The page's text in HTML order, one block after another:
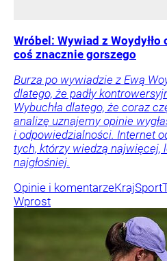
Wróbel: Wywiad z
coś znacznie gorszego
Burza po wywiadzie z Ewą
dlatego, że padły
Wybuchła dlatego, że coraz
analizę uznajemy opinie
i odpowiedzialności. Internet
tych, którzy wiedzą najwięcej,
najgłośniej.
Opinie i komentarzeKrajSport
Wprost